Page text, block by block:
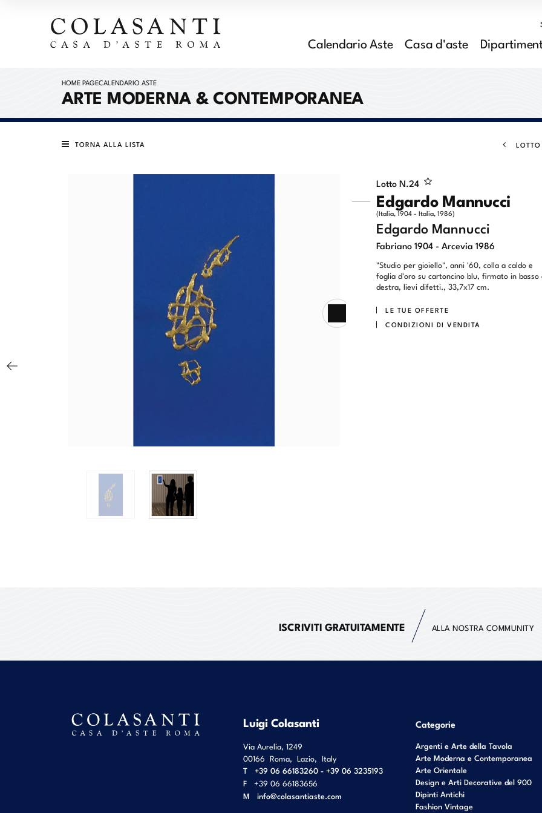
Calendario Aste Casa d'aste
HOME PAGECALENDARIO ASTE
ARTE MODERNA & CONTEMPORANEA
TORNA ALLA LISTA LOTTO
Lotto N.24
Edgardo Mannucci
(Italia, 1904 - Italia, 1986)
Edgardo Mannucci
Fabriano 1904 - Arcevia 1986
"Studio per gioiello", anni '60, colla a caldo e
foglia d'oro su cartoncino blu, firmato in basso
destra, lievi difetti., 33,7x17 cm.
LE TUE OFFERTE
CONDIZIONI DI VENDITA
ISCRIVITI GRATUITAMENTE ALLA NOSTRA COMMUNITY
Luigi Colasanti
Via Aurelia, 1249
00166 Roma, Lazio, Italy
T
+39 06 66183260 - +39 06 3235193
F
+39 06 66183656
M info@colasantiaste.com
Categorie
Argenti e Arte della Tavola
Arte Moderna e Contemporanea
Arte Orientale
Design e Arti Decorative del 900
Dipinti Antichi
Fashion Vintage